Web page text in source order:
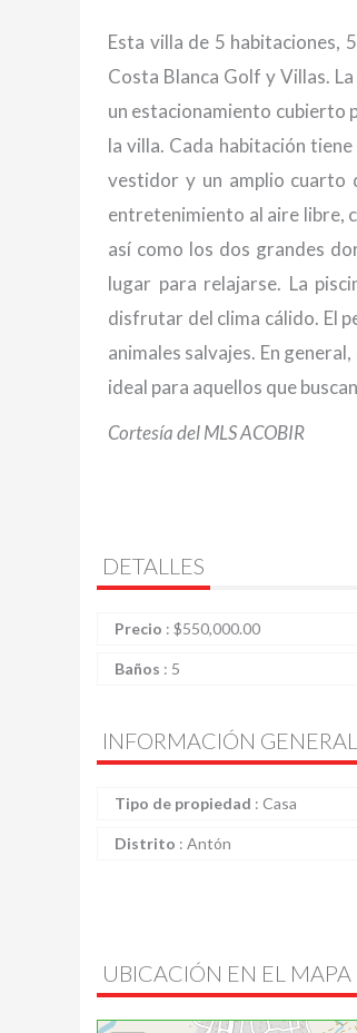
Esta villa de 5 habitaciones,
Costa Blanca Golf y Villas.
un estacionamiento cubierto
la villa. Cada habitación
vestidor y un amplio cuarto
entretenimiento al aire libre,
así como los dos grandes
lugar para relajarse. La
disfrutar del clima cálido. El
animales salvajes. En
ideal para aquellos que
Cortesía del MLS ACOBIR
DETALLES
Precio : $550,000.00
Baños : 5
INFORMACIÓN GENERAL
Tipo de propiedad : Casa
Distrito : Antón
UBICACIÓN EN EL MAPA